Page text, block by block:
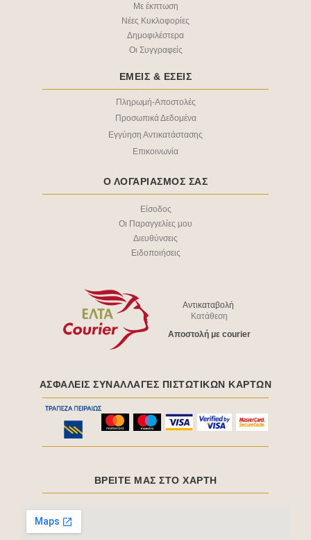
Με έκπτωση
Νέες Κυκλοφορίες
Δημοφιλέστερα
Οι Συγγραφείς
ΕΜΕΙΣ & EΣΕΙΣ
Πληρωμή-Αποστολές
Προσωπικά Δεδομένα
Εγγύηση Αντικατάστασης
Επικοινωνία
Ο ΛΟΓΑΡΙΑΣΜΟΣ ΣΑΣ
Είσοδος
Οι Παραγγελίες μου
Διευθύνσεις
Ειδοποιήσεις
Αντικαταβολή
Κατάθεση
Aποστολή με courier
ΑΣΦΑΛΕΊΣ ΣΥΝΑΛΛΑΓΈΣ ΠΙΣΤΩΤΙΚΩΝ ΚΑΡΤΩΝ
ΒΡΕΙΤΕ ΜΑΣ ΣΤΟ ΧΑΡΤΗ